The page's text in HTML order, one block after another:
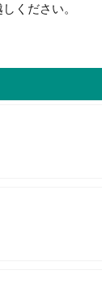
ください。